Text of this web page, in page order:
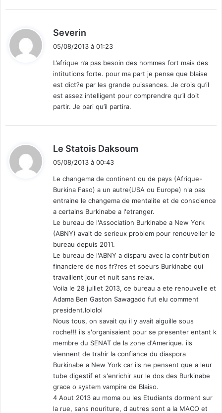
Severin
:
05/08/2013 à 01:23
L’afrique n’a pas besoin des hommes fort mais des
intitutions forte. pour ma part je pense que blaise
est dict?e par les grande puissances. Je crois qu’il
est assez intelligent pour comprendre qu’il doit
partir. Je pari qu’il partira.
Le Statois Daksoum
:
05/08/2013 à 00:43
Le changema de continent ou de pays (Afrique-
Burkina Faso) a un autre(USA ou Europe) n'a pas
entraine le changema de mentalite et de conscience
a certains Burkinabe a l'etranger.
Le bureau de l'Association Burkinabe a New York
(ABNY) avait de serieux problem pour renouveller le
bureau depuis 2011.
Le bureau de l'ABNY a disparu avec la contribution
financiere de nos fr?res et soeurs Burkinabe qui
travaillent jour et nuit sans relax.
Voila le 28 juillet 2013, ce bureau a ete renouvelle et
Adama Ben Gaston Sawagado fut elu comment
president.lololol
Nous tous, on savait qu il y avait aiguille sous
roche!!! ils s'organisaient pour se presenter entant k
membre du SENAT de la zone d'Amerique. ils
viennent de trahir la confiance du diaspora
Burkinabe a New York car ils ne pensent que a leur
tube digestif et s'enrichir sur le dos des Burkinabe
grace o system vampire de Blaiso.
4 Aout 2013 au moma ou les Etudiants dorment sur
la rue, sans nouriture, d autres sont a la MACO et